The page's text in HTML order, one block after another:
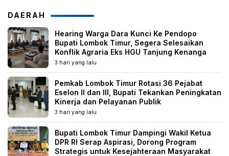
DAERAH
Hearing Warga Dara Kunci Ke Pendopo
Bupati Lombok Timur, Segera Selesaikan
Konflik Agraria Eks HGU Tanjung Kenanga
3 hari yang lalu
Pemkab Lombok Timur Rotasi 36 Pejabat
Eselon II dan III, Bupati Tekankan Peningkatan
Kinerja dan Pelayanan Publik
3 hari yang lalu
Bupati Lombok Timur Dampingi Wakil Ketua
DPR RI Serap Aspirasi, Dorong Program
Strategis untuk Kesejahteraan Masyarakat